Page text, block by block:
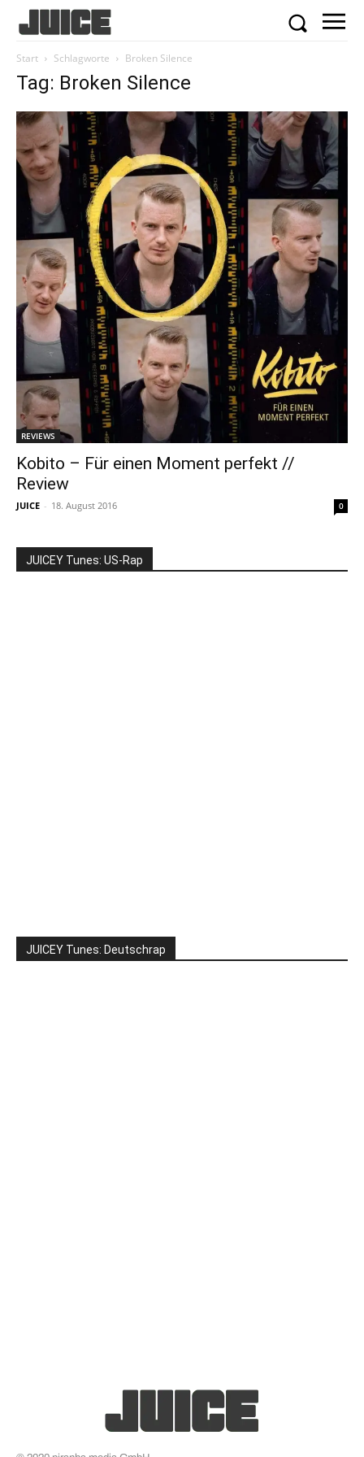
Start Schlagworte Broken Silence
Tag: Broken Silence
REVIEWS
Kobito – Für einen Moment perfekt //
Review
JUICE - 18. August 2016 0
JUICEY Tunes: US-Rap
JUICEY Tunes: Deutschrap